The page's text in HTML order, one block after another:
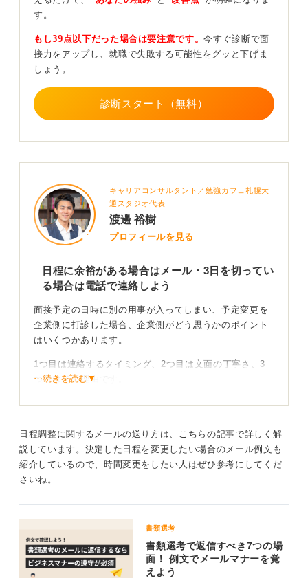
メールの内容については、以下のような構成をおすすめ
します。
まずは、件名を明確に。たとえば、「面接日程変更のお
願い」などとします。メールの冒頭では、自己紹介とと
もに面接日程の変更をお願いする旨を述べます。
述する必要はありませんが、どうしても外せない用事で
します。また、可能な範囲で新たな面接の日程候補日を
提案すると良いでしょう。
伝えるときの注意点としては、敬語を正しく使い、丁寧
間も、返信が来るまでに何度も連絡を入れるなどの行為
は避けましょう。
以上の点を踏まえて、企業に連絡しましょう。どうして
も避けられない事情であるならば、企業も理解してくれ
るはずですよ。
0
す。
もし39点以下だった場合は要注意です。今すぐ診断で面
接力をアップし、就職で失敗する可能性をグッと下げま
しょう。
診断スタート（無料）
キャリアコンサルタント／勉強カフェ札幌大
通スタジオ代表
渡邊 裕樹
プロフィールを見る
日程に余裕がある場合はメール・3日を切ってい
る場合は電話で連絡しよう
面接予定の日時に別の用事が入ってしまい、予定変更を
企業側に打診した場合、企業側がどう思うかのポイント
はいくつかあります。
1つ目は連絡するタイミング、2つ目は文面の丁寧さ、3
つ目はその理由です。
でしょう。ただしやむを得ない理由で、かつ丁寧なメー
ル文面であれば話は変わってきます。
そう」といったことであれば「仕方ないよね」となりま
す。
きちんとした理由があれば相手も納得できる
⋯続きを読む▼
日程調整に関するメールの送り方は、こちらの記事で詳しく解
説しています。決定した日程を変更したい場合のメール例文も
紹介しているので、時間変更をしたい人はぜひ参考にしてくだ
さいね。
書類選考
書類選考で返信すべき7つの場
面！ 例文でメールマナーを覚
えよう